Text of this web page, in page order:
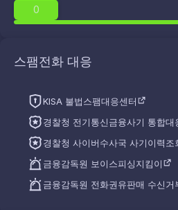
0
스팸전화 대응
KISA 불법스팸대응센터
경찰청 전기통신금융사기 통합대
경찰청 사이버수사국 사기이력조
금융감독원 보이스피싱지킴이
금융감독원 전화권유판매 수신거